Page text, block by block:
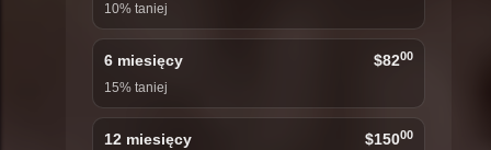
10% taniej
6 miesięcy $8200
15% taniej
12 miesięcy $15000